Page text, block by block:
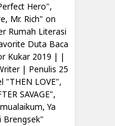
Hero",
Mr. Rich" on
Rumah Literasi
Duta Baca
Kukar 2019 | |
| Penulis 25
LOVE",
SAVAGE",
Ya
Brengsek"